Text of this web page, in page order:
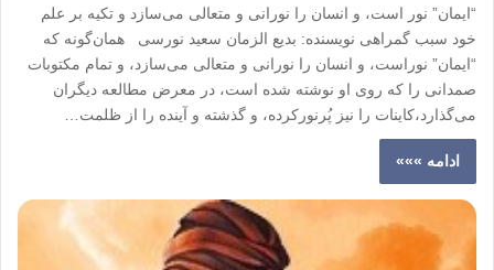
“ایمان” نور است، و انسان را نورانی و متعالی می‌سازد و تکیه بر علم
خود سبب گمراهی نویسنده: بدیع الزمان سعید نورسی همان‌گونه که
“ایمان” نوراست، و انسان را نورانی و متعالی می‌سازد، و تمام مکتوبات
صمدانی را که روی او نوشته شده است، در معرض مطالعه دیگران
می‌گذارد،کاینات را نیز پُرنورکرده، و گذشته و آینده را از ظلمت…
ادامه »»»